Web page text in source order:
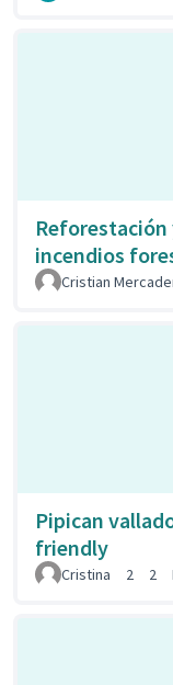
incendios
Cristian
Pipican
friendly
Cristina
2 2